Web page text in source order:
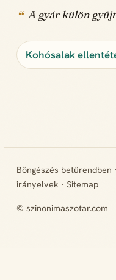
A gyár külön
Kohósalak
Böngészés betűrendben ·
irányelvek · Sitemap
© szinonimaszotar.com